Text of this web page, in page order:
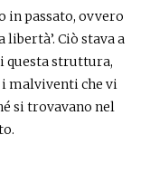
in passato, ovvero
libertà’. Ciò stava a
questa struttura,
malviventi che vi
si trovavano nel